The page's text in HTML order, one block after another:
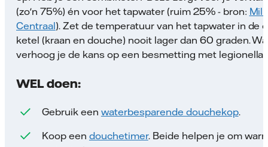
(zo'n 75%) én voor het tapwater (ruim 25% - bron:
Centraal). Zet de temperatuur van het tapwater in de
ketel (kraan en douche) nooit lager dan 60 graden.
verhoog je de kans op een besmetting met legionella.
WEL doen:
Gebruik een waterbesparende douchekop.
Koop een douchetimer. Beide helpen je om